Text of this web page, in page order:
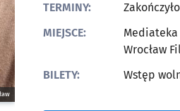
TERMINY:
MIEJSCE:
Wrocław
BILETY:
Wstęp